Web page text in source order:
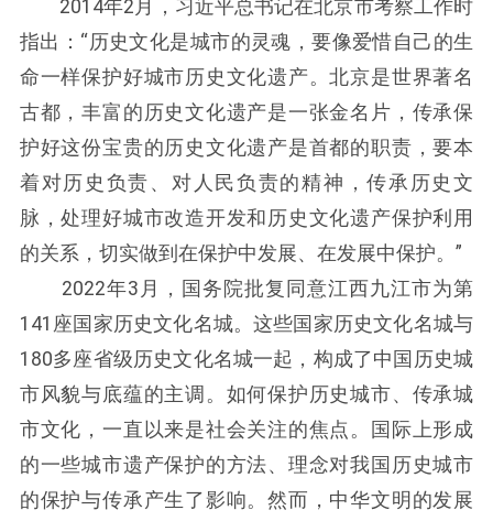
2014年2月，习近平总书记在北京市考察工作时
指出：“历史文化是城市的灵魂，要像爱惜自己的生
命一样保护好城市历史文化遗产。北京是世界著名
古都，丰富的历史文化遗产是一张金名片，传承保
护好这份宝贵的历史文化遗产是首都的职责，要本
着对历史负责、对人民负责的精神，传承历史文
脉，处理好城市改造开发和历史文化遗产保护利用
的关系，切实做到在保护中发展、在发展中保护。”
2022年3月，国务院批复同意江西九江市为第
141座国家历史文化名城。这些国家历史文化名城与
180多座省级历史文化名城一起，构成了中国历史城
市风貌与底蕴的主调。如何保护历史城市、传承城
市文化，一直以来是社会关注的焦点。国际上形成
的一些城市遗产保护的方法、理念对我国历史城市
的保护与传承产生了影响。然而，中华文明的发展